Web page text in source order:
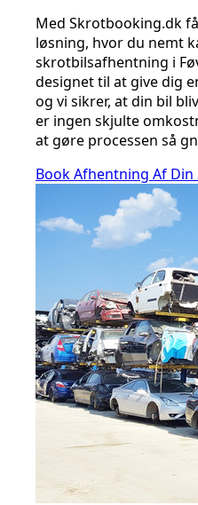
Med Skrotbooking.dk
løsning, hvor du nemt
skrotbilsafhentning i
designet til at give dig
og vi sikrer, at din bil
er ingen skjulte
at gøre processen så
Book Afhentning Af